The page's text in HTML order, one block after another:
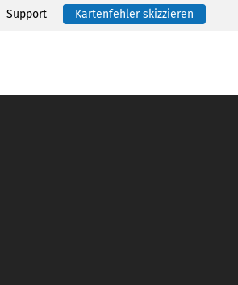
Support Kartenfehler skizzieren